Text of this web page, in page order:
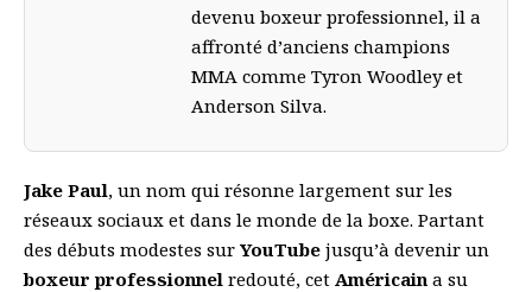
devenu boxeur professionnel, il a
affronté d’anciens champions
MMA comme Tyron Woodley et
Anderson Silva.
Jake Paul, un nom qui résonne largement sur les
réseaux sociaux et dans le monde de la boxe. Partant
des débuts modestes sur YouTube jusqu’à devenir un
boxeur professionnel redouté, cet Américain a su